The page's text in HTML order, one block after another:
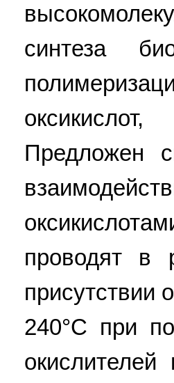
синтеза
Предложен
проводят в
присутствии
240°C при